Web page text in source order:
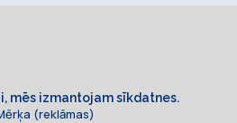
mēs izmantojam sīkdatnes.
(reklāmas)